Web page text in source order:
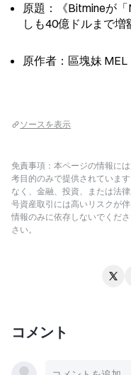
原題：《Bitmineが
しも40億ドルまで増
原作者：區塊妹 MEL
ソースを表示
免責事項：本ページの情報に
考目的のみで提供されていま
なく、金融、投資、または法
号資産取引には高いリスクが
情報のみに依存しないでくださ
さい。
コメント